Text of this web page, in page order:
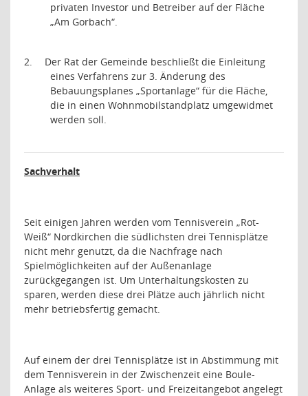
privaten Investor und Betreiber auf der Fläche
„Am Gorbach“.
2.
Der Rat der Gemeinde beschließt die Einleitung
eines Verfahrens zur 3. Änderung des
Bebauungsplanes „Sportanlage“ für die Fläche,
die in einen Wohnmobilstandplatz umgewidmet
werden soll.
Sachverhalt
Seit einigen Jahren werden vom Tennisverein „Rot-
Weiß“ Nordkirchen die südlichsten drei Tennisplätze
nicht mehr genutzt, da die Nachfrage nach
Spielmöglichkeiten auf der Außenanlage
zurückgegangen ist. Um Unterhaltungskosten zu
sparen, werden diese drei Plätze auch jährlich nicht
mehr betriebsfertig gemacht.
Auf einem der drei Tennisplätze ist in Abstimmung mit
dem Tennisverein in der Zwischenzeit eine Boule-
Anlage als weiteres Sport- und Freizeitangebot angelegt